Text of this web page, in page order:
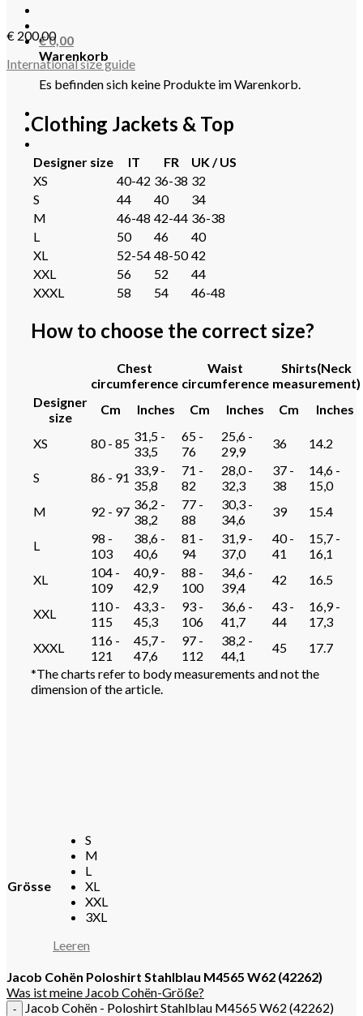
€0,00
Warenkorb
Es befinden sich keine Produkte im Warenkorb.
€ 200,00
International size guide
Clothing Jackets & Top
Designer size IT FR
UK / US
XS
40-42 36-38 32
S
44 40
34
M
46-48 42-44 36-38
L
50 46
40
XL
52-54 48-50 42
XXL
56 52
44
XXXL
58 54 46-48
How to choose the correct size?
Chest
circumference
Waist
circumference
Shirts(Neck
measurement)
Designer
size
Cm Inches Cm Inches Cm Inches
XS 80 - 85 31,5 -
33,5
65 -
76
25,6 -
29,9
36 14.2
S 86 - 91 33,9 -
35,8
71 -
82
28,0 -
32,3
37 -
38
14,6 -
15,0
M
92 - 97 36,2 -
38,2
77 -
88
30,3 -
34,6
39 15.4
L
98 -
103
38,6 -
40,6
81 -
94
31,9 -
37,0
40 -
41
15,7 -
16,1
XL
104 -
109
40,9 -
42,9
88 -
100
34,6 -
39,4
42 16.5
XXL
110 -
115
43,3 -
45,3
93 -
106
36,6 -
41,7
43 -
44
16,9 -
17,3
XXXL
116 -
121
45,7 -
47,6
97 -
112
38,2 -
44,1
45
17.7
*The charts refer to body measurements and not the
dimension of the article.
Grösse
S
M
L
XL
XXL
3XL
Leeren
Jacob Cohën Poloshirt Stahlblau M4565 W62 (42262)
Was ist meine Jacob Cohën-Größe?
Jacob Cohën - Poloshirt Stahlblau M4565 W62 (42262)